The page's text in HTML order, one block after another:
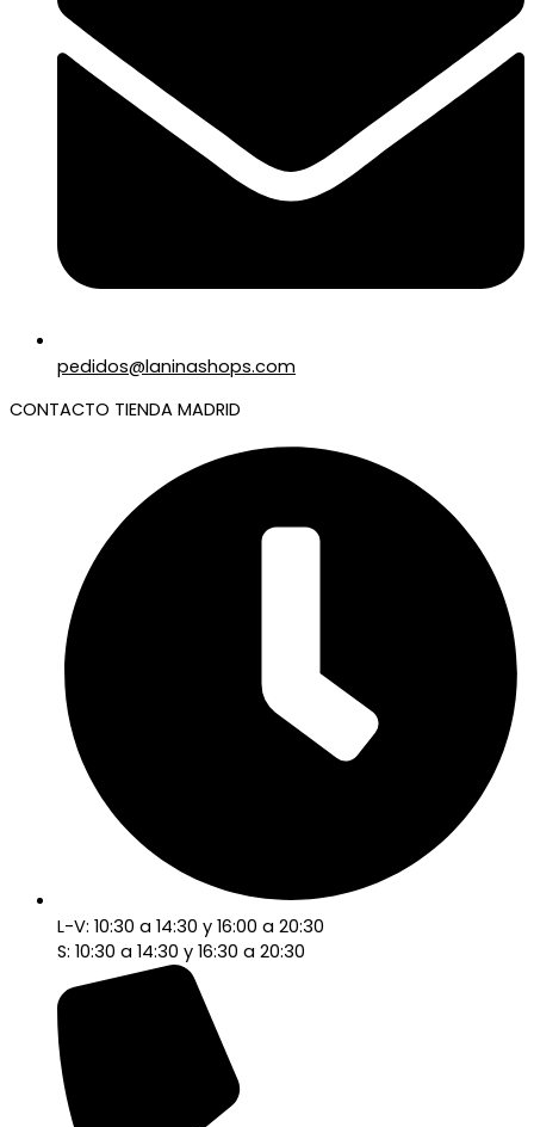
pedidos@laninashops.com
CONTACTO TIENDA MADRID
L-V: 10:30 a 14:30 y 16:00 a 20:30
S: 10:30 a 14:30 y 16:30 a 20:30